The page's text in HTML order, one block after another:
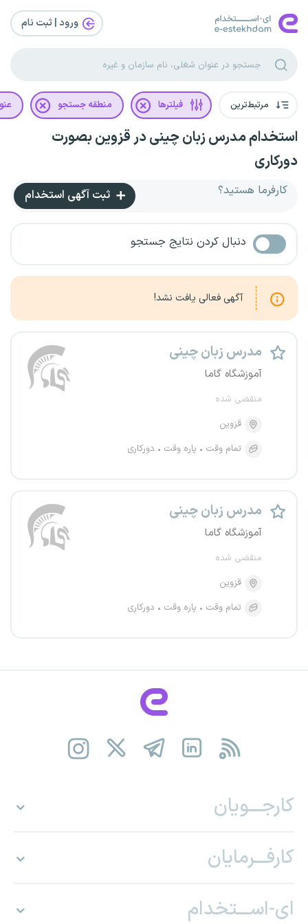
ورود | ثبت‌ نام
مرتبط‌ترین فیلترها منطقه جستجو
استخدام مدرس زبان چینی در قزوین بصورت
دورکاری
کارفرما هستید؟ ثبت آگهی استخدام
دنبال کردن نتایج جستجو
آگهی فعالی یافت نشد!
مدرس زبان چینی
آموزشگاه گاما
منقضی شده
قزوین
تمام وقت
پاره وقت دورکاری
مدرس زبان چینی
آموزشگاه گاما
منقضی شده
قزوین
تمام وقت
پاره وقت دورکاری
کارجـــویان
کارفـــرمایان
ای-اســـتخدام